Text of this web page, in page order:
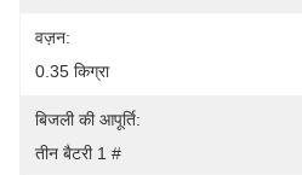
वज़न:
0.35 किग्रा
बिजली की आपूर्ति:
तीन बैटरी 1 #